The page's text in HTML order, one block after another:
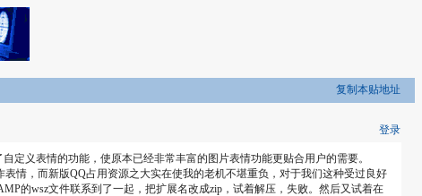
复制本贴地址
登录
义表情的功能，使原本已经非常丰富的图片表情功能更贴合用户的需要。
情，而新版QQ占用资源之大实在使我的老机不堪重负，对于我们这种受过良好
的wsz文件联系到了一起，把扩展名改成zip，试着解压，失败。然后又试着在